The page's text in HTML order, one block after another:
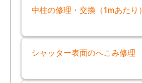
中柱の修理・交換（1mあたり）
シャッター表面のへこみ修理